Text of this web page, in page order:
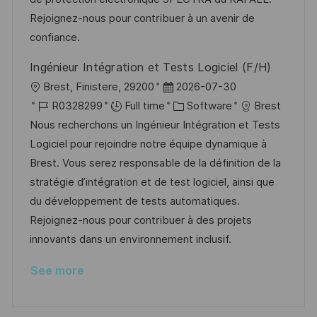
t
y
Rejoignez-nous pour contribuer à un avenir de
confiance.
Ingénieur Intégration et Tests Logiciel (F/H)
L
o
c
a
t
i
o
n
Brest, Finistere, 29200
P
o
s
t
e
d
D
a
t
2026-07-30
J
o
b
I
d
R0328299 Full time
C
a
t
e
g
o
r
y
Software
Brest
Nous recherchons un Ingénieur Intégration et Tests
Logiciel pour rejoindre notre équipe dynamique à
Brest. Vous serez responsable de la définition de la
stratégie d’intégration et de test logiciel, ainsi que
du développement de tests automatiques.
Rejoignez-nous pour contribuer à des projets
innovants dans un environnement inclusif.
See more